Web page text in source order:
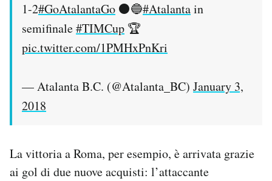
1-2#GoAtalantaGo ⚫️🔵#Atalantain
semifinale#TIMCup 🏆
pic.twitter.com/1PMHxPnKri
— Atalanta B.C. (@Atalanta_BC) January 3,
2018
La vittoria a Roma, per esempio, è arrivata grazie
ai gol di due nuove acquisti: l’attaccante